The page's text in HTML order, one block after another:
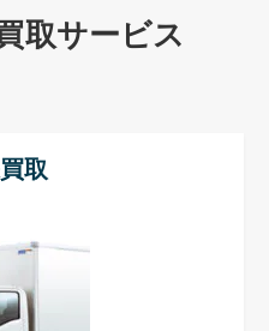
取サービス
取